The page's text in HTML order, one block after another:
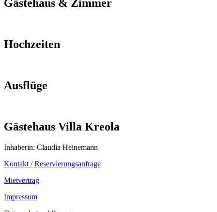
Gästehaus & Zimmer
Hochzeiten
Ausflüge
Gästehaus Villa Kreola
Inhaberin: Claudia Heinemann
Kontakt / Reservierungsanfrage
Mietvertrag
Impressum